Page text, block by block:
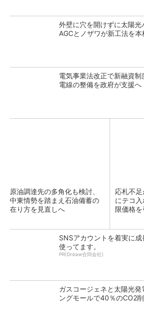
外壁に穴を開けずに太陽
AGCとノザワが新工法を本
電気事業法改正で新融資
電線の整備を政府が支援へ
原油調達先の多角化も検討、
中東情勢を踏まえ石油備蓄の
在り方を見直しへ
応札不
にテコ
限価格
SNSアカウントを着実に
使ってます。
PR(Dreaw合同会社)
ガスコージェネと太陽光
ングモールで40％のCO2